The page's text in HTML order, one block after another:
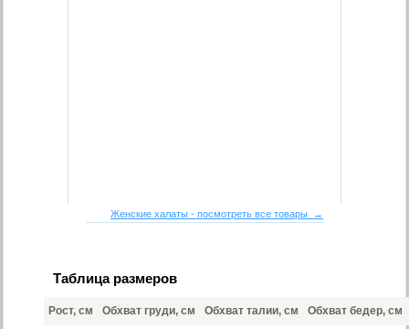
Женские халаты - посмотреть все товары →
Таблица размеров
Рост, см Обхват груди, см Обхват талии, см Обхват бедер, см